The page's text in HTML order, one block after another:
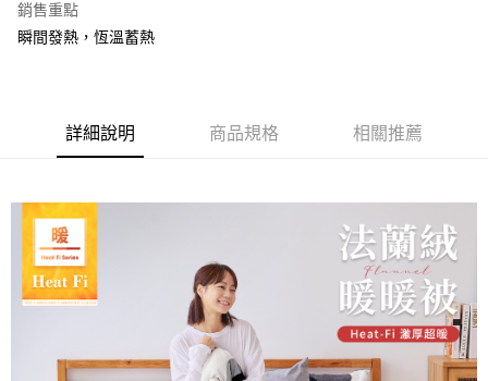
匯豐（台灣）商業銀行
聯邦商業銀行
台灣樂天信用卡公司
悠遊付
大哥付你分期
2.付款方式選擇「大哥付你分期」，訂單成立後會自動跳轉到大哥付的交易
流程，驗證手機門號後，選擇欲分期的期數、繳款截止日，確認付款後即完
成交易。
3.實際核准額度、可分期數及費用金額請依後續交易確認頁面所載為準。
4.訂單成立30分鐘內，如未前往確認交易或遇審核未通過，訂單將自動取
消。如遇「轉專審核」未通過狀況，表示未達大哥付你分期系統評分，恕無
【繳款方式說明】
AFTEE先享後付
相關說明
【關於「AFTEE先享後付」】
AFTEE先享後付是「在收到商品之後才付款」的支付方式。 讓您購物簡單
便利好安心！
１．簡單：不需註冊會員、不需綁卡、不需儲值。
２．便利：只要手機號碼，簡訊認證，即可結帳。
３．安心：先確認商品／服務後，再付款。
Hami Point
相關說明
「Hami Point」為中華電信所提供之點數服務，可於會員專區綁定中華電信
會員帳號後，即可在購物車使用 Hami Point 折抵消費金額 (1點等於1元)。
銷售重點
瞬間發熱，恆溫蓄熱
詳細說明 商品規格 相關推薦